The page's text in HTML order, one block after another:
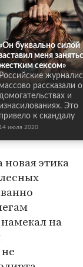
буквально силой
меня
сексом»
Российские
массово рассказали о
и
изнасилованиях. Это
привело к скандалу
14 июля 2020
этика
на